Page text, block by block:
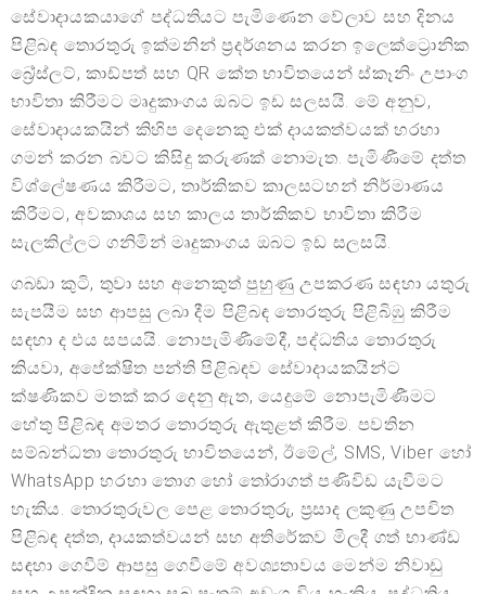
සේවාදායකයාගේ පද්ධතියට පැමිණෙන වේලාව සහ දිනය
පිළිබඳ තොරතුරු ඉක්මනින් ප්‍රදර්ශනය කරන ඉලෙක්ට්‍රොනික
බ්‍රේස්ලට්, කාඩ්පත් සහ QR කේත භාවිතයෙන් ස්කෑනිං උපාංග
භාවිතා කිරීමට මෘදුකාංගය ඔබට ඉඩ සලසයි. මේ අනුව,
සේවාදායකයින් කිහිප දෙනෙකු එක් දායකත්වයක් හරහා
ගමන් කරන බවට කිසිදු කරුණක් නොමැත. පැමිණීමේ දත්ත
විශ්ලේෂණය කිරීමට, තාර්කිකව කාලසටහන් නිර්මාණය
කිරීමට, අවකාශය සහ කාලය තාර්කිකව භාවිතා කිරීම
සැලකිල්ලට ගනිමින් මෘදුකාංගය ඔබට ඉඩ සලසයි.
ගබඩා කුටි, තුවා සහ අනෙකුත් පුහුණු උපකරණ සඳහා යතුරු
සැපයීම සහ ආපසු ලබා දීම පිළිබඳ තොරතුරු පිළිබිඹු කිරීම
සඳහා ද එය සපයයි. නොපැමිණීමේදී, පද්ධතිය තොරතුරු
කියවා, අපේක්ෂිත පන්ති පිළිබඳව සේවාදායකයින්ට
ක්ෂණිකව මතක් කර දෙනු ඇත, යෙදුමේ නොපැමිණීමට
හේතු පිළිබඳ අමතර තොරතුරු ඇතුළත් කිරීම. පවතින
සම්බන්ධතා තොරතුරු භාවිතයෙන්, ඊමේල්, SMS, Viber හෝ
WhatsApp හරහා තොග හෝ තෝරාගත් පණිවිඩ යැවීමට
හැකිය. තොරතුරුවල පෙළ තොරතුරු, ප්‍රසාද ලකුණු උපචිත
පිළිබඳ දත්ත, දායකත්වයන් සහ අතිරේකව මිලදී ගත් භාණ්ඩ
සඳහා ගෙවීම් ආපසු ගෙවීමේ අවශ්‍යතාවය මෙන්ම නිවාඩු